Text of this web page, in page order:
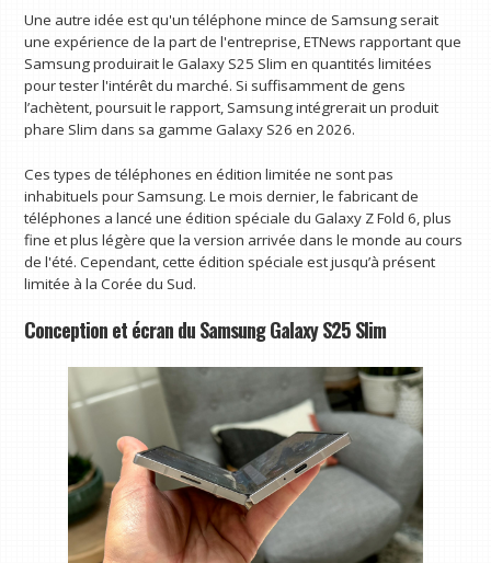
Une autre idée est qu'un téléphone mince de Samsung serait
une expérience de la part de l'entreprise, ETNews rapportant que
Samsung produirait le Galaxy S25 Slim en quantités limitées
pour tester l'intérêt du marché. Si suffisamment de gens
l’achètent, poursuit le rapport, Samsung intégrerait un produit
phare Slim dans sa gamme Galaxy S26 en 2026.
Ces types de téléphones en édition limitée ne sont pas
inhabituels pour Samsung. Le mois dernier, le fabricant de
téléphones a lancé une édition spéciale du Galaxy Z Fold 6, plus
fine et plus légère que la version arrivée dans le monde au cours
de l'été. Cependant, cette édition spéciale est jusqu’à présent
limitée à la Corée du Sud.
Conception et écran du Samsung Galaxy S25 Slim